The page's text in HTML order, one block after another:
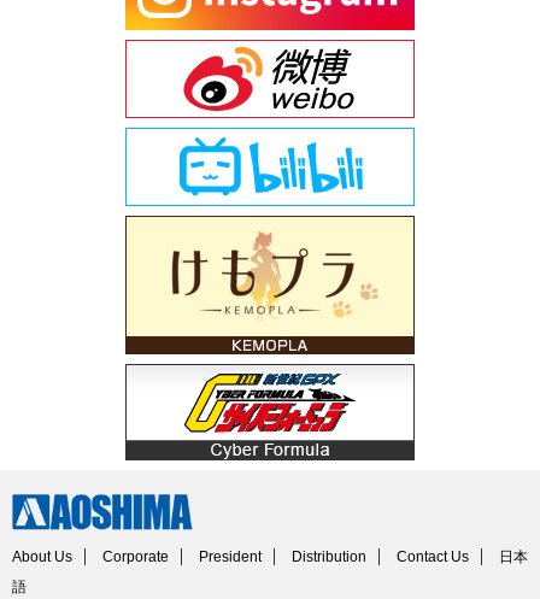
About Us Corporate President Distribution Contact Us
日本
語